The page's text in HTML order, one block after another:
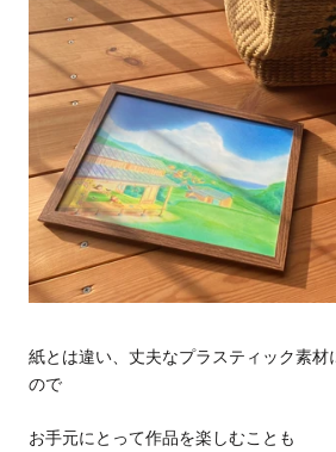
紙とは違い、丈夫なプラスティック素材
ので
お手元にとって作品を楽しむことも